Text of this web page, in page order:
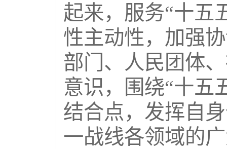
起来，服务“十五
性主动性，加强
部门、人民团体
意识，围绕“十五
结合点，发挥自
一战线各领域的